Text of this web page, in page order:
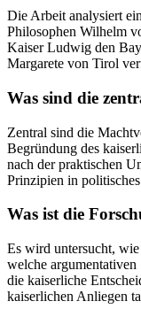
Die Arbeit analysiert
Philosophen Wilhelm
Kaiser Ludwig den
Margarete von Tirol
Was sind die
Zentral sind die
Begründung des
nach der praktischen
Prinzipien in
Was ist die
Es wird untersucht,
welche
die kaiserliche
kaiserlichen Anliegen